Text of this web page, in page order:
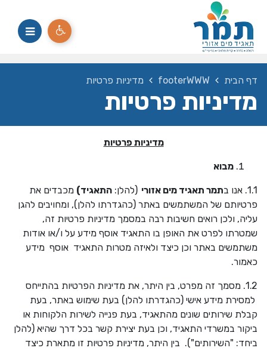
דף הבית footerWWW מדיניות פרטיות
מדיניות פרטיות
מדיניות פרטיות
מבוא
1.1. אנו ב תמר תאגיד מים אזורי (להלן: התאגיד) מכבדים את
פרטיותם של המשתמשים באתר (כהגדרתו להלן), ומחויבים להגן
עליה, ולכן רואים חשיבות רבה במסמך מדיניות פרטיות זה,
שמטרתו לפרט את האופן בו התאגיד אוסף מידע על ו/או אודות
משתמשים באתר וכן כיצד ולאיזה מטרות התאגיד אוסף מידע
כאמור.
1.2. מסמך זה מפרט, בין היתר, את מדיניות הפרטיות בהתייחס
למסירת מידע אישי (כהגדרתו להלן) בעת שימוש באתר, בעת
קבלת שירותים שונים מהתאגיד, בעת פנייה לשירות הלקוחות או
ביקור במשרדי התאגיד, וכן בעת יצירת קשר בכל דרך שהיא (להלן
ביחד: "השירותים"). בין היתר, מדיניות פרטיות זו מתארת כיצד